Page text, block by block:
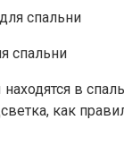
спальни
в
как